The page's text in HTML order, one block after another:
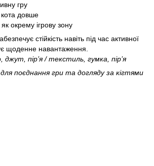
гру
кота довше
окрему ігрову зону
стійкість навіть під час активної
щоденне навантаження.
пір’я / текстиль, гумка, пір’я
поєднання гри та догляду за кігтями